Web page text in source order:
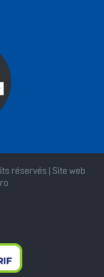
réservés | Site web